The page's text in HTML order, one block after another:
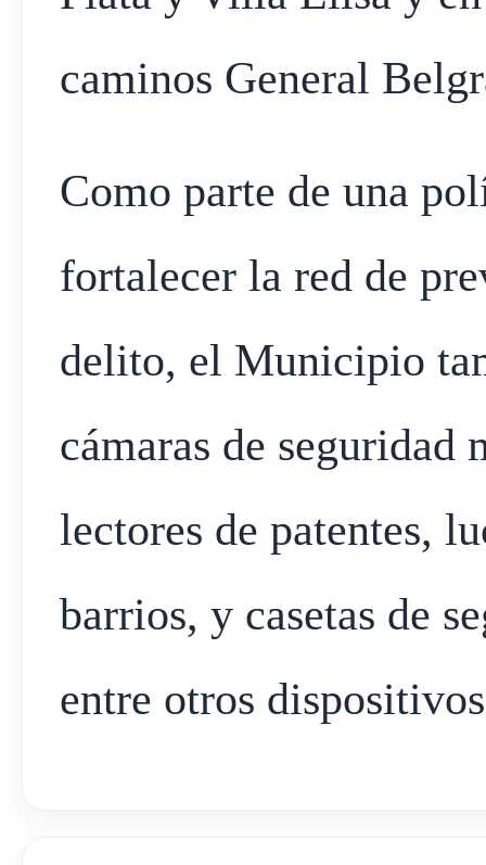
caminos General
Como parte de una
fortalecer la red de
delito, el Municipio
cámaras de seguridad
lectores de patentes,
barrios, y casetas de
entre otros